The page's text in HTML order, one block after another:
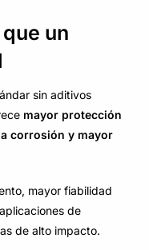
un
sin aditivos
mayor protección
corrosión y mayor
mayor fiabilidad
de
de alto impacto.